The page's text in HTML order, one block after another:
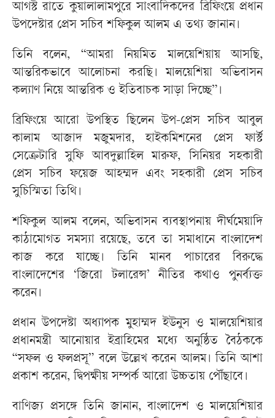
আগস্ট রাতে কুয়ালালামপুরে সাংবাদিকদের ব্রিফিংয়ে প্রধান
উপদেষ্টার প্রেস সচিব শফিকুল আলম এ তথ্য জানান।
তিনি বলেন, “আমরা নিয়মিত মালয়েশিয়ায় আসছি,
আন্তরিকভাবে আলোচনা করছি। মালয়েশিয়া অভিবাসন
কল্যাণ নিয়ে আন্তরিক ও ইতিবাচক সাড়া দিচ্ছে”।
ব্রিফিংয়ে আরো উপস্থিত ছিলেন উপ-প্রেস সচিব আবুল
কালাম আজাদ মজুমদার, হাইকমিশনের প্রেস ফার্স্ট
সেক্রেটারি সুফি আবদুল্লাহিল মারুফ, সিনিয়র সহকারী
প্রেস সচিব ফয়েজ আহম্মদ এবং সহকারী প্রেস সচিব
সুচিস্মিতা তিথি।
শফিকুল আলম বলেন, অভিবাসন ব্যবস্থাপনায় দীর্ঘমেয়াদি
কাঠামোগত সমস্যা রয়েছে, তবে তা সমাধানে বাংলাদেশ
কাজ করে যাচ্ছে। তিনি মানব পাচারের বিরুদ্ধে
বাংলাদেশের ‘জিরো টলারেন্স’ নীতির কথাও পুনর্ব্যক্ত
করেন।
প্রধান উপদেষ্টা অধ্যাপক মুহাম্মদ ইউনুস ও মালয়েশিয়ার
প্রধানমন্ত্রী আনোয়ার ইব্রাহিমের মধ্যে অনুষ্ঠিত বৈঠককে
“সফল ও ফলপ্রসূ” বলে উল্লেখ করেন আলম। তিনি আশা
প্রকাশ করেন, দ্বিপক্ষীয় সম্পর্ক আরো উচ্চতায় পৌঁছাবে।
বাণিজ্য প্রসঙ্গে তিনি জানান, বাংলাদেশ ও মালয়েশিয়ার